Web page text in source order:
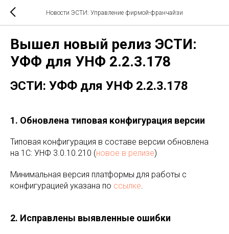
Новости ЭСТИ: Управление фирмой-франчайзи
Вышел новый релиз ЭСТИ:
УФФ для УНФ 2.2.3.178
ЭСТИ: УФФ для УНФ 2.2.3.178
1. Обновлена типовая конфигурация версии
Типовая конфигурация в составе версии обновлена
на 1С: УНФ 3.0.10.210 (новое в релизе)
Минимальная версия платформы для работы с
конфигурацией указана по ссылке.
2. Исправлены выявленные ошибки